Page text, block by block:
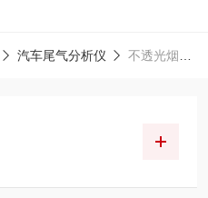
汽车尾气分析仪 不透光烟度计